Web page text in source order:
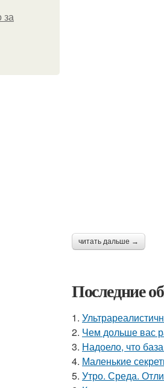
за
читать дальше →
Последние
1.
2. Чем дольше вас
3. Надоело, что
4. Маленькие
5. Утро. Среда.